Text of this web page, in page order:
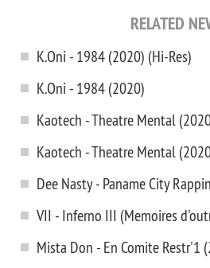
RELATED
K.Oni - 1984 (2020) (Hi-Res)
K.Oni - 1984 (2020)
Kaotech - Theatre Mental
Kaotech - Theatre Mental
Dee Nasty - Paname City
VII - Inferno III (Memoires
Mista Don - En Comite Restr'1